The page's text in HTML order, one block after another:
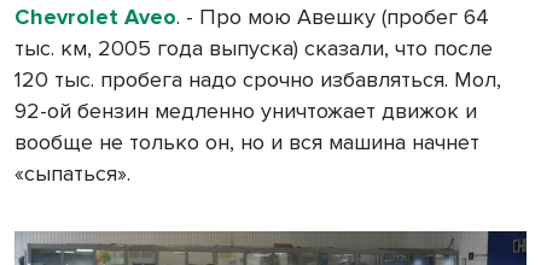
Chevrolet Aveo. - Про мою Авешку (пробег 64
тыс. км, 2005 года выпуска) сказали, что после
120 тыс. пробега надо срочно избавляться. Мол,
92-ой бензин медленно уничтожает движок и
вообще не только он, но и вся машина начнет
«сыпаться».